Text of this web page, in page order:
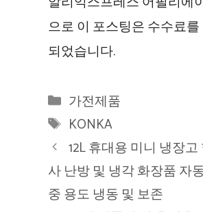
으로 이 포스팅은 수수료
되었습니다.
카
테
고
리
가전제품
태
그
KONKA
12L 휴대용 미니 냉장
사 난방 및 냉각 화장품 자
중 용도 냉동 및 보존